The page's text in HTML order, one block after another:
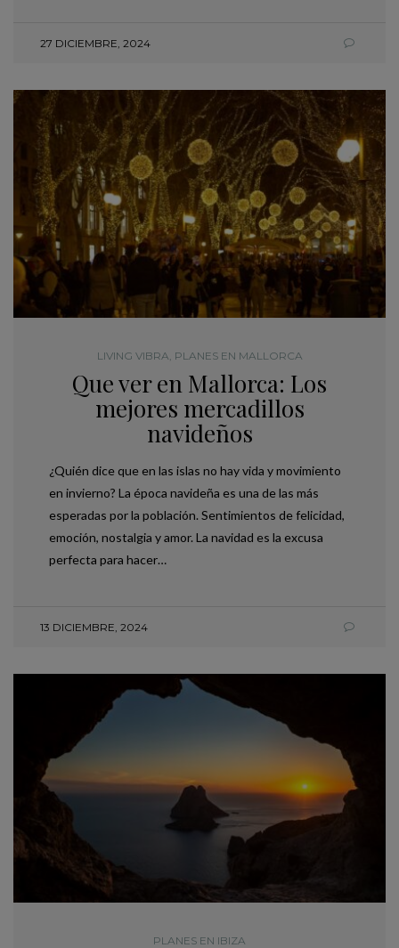
27 DICIEMBRE, 2024
LIVING VIBRA, PLANES EN MALLORCA
Que ver en Mallorca: Los
mejores mercadillos
navideños
¿Quién dice que en las islas no hay vida y movimiento
en invierno? La época navideña es una de las más
esperadas por la población. Sentimientos de felicidad,
emoción, nostalgia y amor. La navidad es la excusa
perfecta para hacer…
13 DICIEMBRE, 2024
PLANES EN IBIZA